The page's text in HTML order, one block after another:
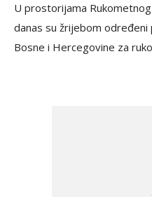
U prostorijama
danas su žrijebom
Bosne i Hercegovine za